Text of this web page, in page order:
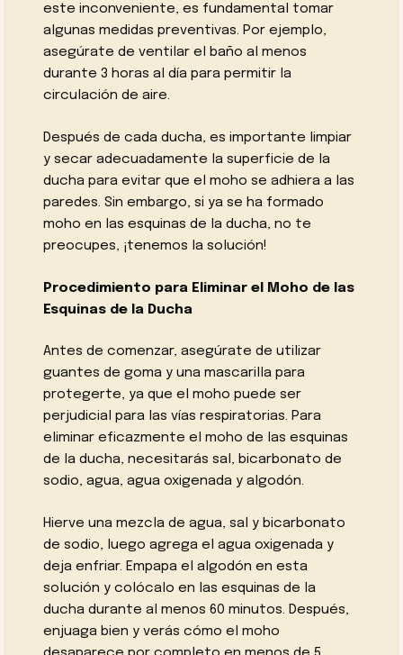
este inconveniente, es fundamental tomar
algunas medidas preventivas. Por ejemplo,
asegúrate de ventilar el baño al menos
durante 3 horas al día para permitir la
circulación de aire.
Después de cada ducha, es importante limpiar
y secar adecuadamente la superficie de la
ducha para evitar que el moho se adhiera a las
paredes. Sin embargo, si ya se ha formado
moho en las esquinas de la ducha, no te
preocupes, ¡tenemos la solución!
Procedimiento para Eliminar el Moho de las
Esquinas de la Ducha
Antes de comenzar, asegúrate de utilizar
guantes de goma y una mascarilla para
protegerte, ya que el moho puede ser
perjudicial para las vías respiratorias. Para
eliminar eficazmente el moho de las esquinas
de la ducha, necesitarás sal, bicarbonato de
sodio, agua, agua oxigenada y algodón.
Hierve una mezcla de agua, sal y bicarbonato
de sodio, luego agrega el agua oxigenada y
deja enfriar. Empapa el algodón en esta
solución y colócalo en las esquinas de la
ducha durante al menos 60 minutos. Después,
enjuaga bien y verás cómo el moho